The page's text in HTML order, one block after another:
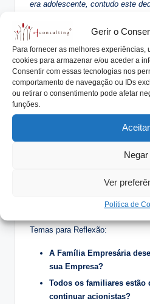
Gerir o
Para fornecer as melhores experiências,
cookies para armazenar e/ou aceder a
Consentir com essas tecnologias nos
comportamento de navegação ou IDs
ou retirar o consentimento pode afetar
funções.
Aceitar
Negar
Ver
Política de
era adolescente, contudo este
O desejo deste fundador era
portuária da família e criar o seu
porto, distinto duma indústria
passado, o que fez com os dois
Carolina Churchill – cujo apelido
permitindo assegurar a
gerações de história da família no
Temas para Reflexão:
A Família Empresária
sua Empresa?
Todos os familiares estão
continuar acionistas?